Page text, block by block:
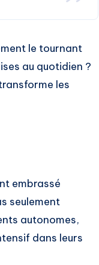
le tournant
au quotidien ?
les
embrassé
seulement
autonomes,
dans leurs